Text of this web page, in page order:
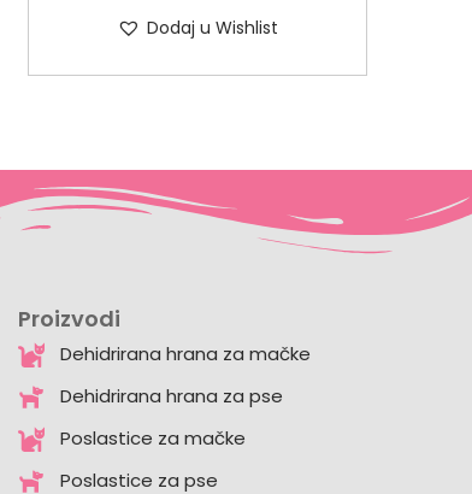
Dodaj u Wishlist
Proizvodi
Dehidrirana hrana za mačke
Dehidrirana hrana za pse
Poslastice za mačke
Poslastice za pse